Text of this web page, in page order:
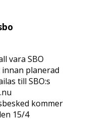
vara SBO
planerad
till SBO:s
kommer
15/4